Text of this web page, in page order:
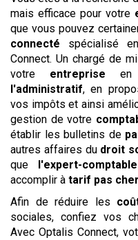
mais efficace pour votre
que vous pouvez
connecté spécialisé
Connect. Un chargé de
votre entreprise en
l'administratif, en
vos impôts et ainsi
gestion de votre
établir les bulletins de
autres affaires du droit
que
l'expert-comptable
accomplir à tarif pas cher
Afin de réduire les
sociales, confiez vos
Avec Optalis Connect,